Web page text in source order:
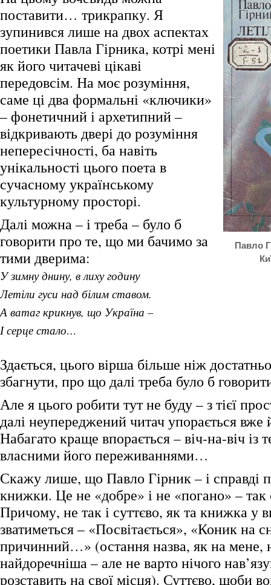
Павло
поставити… трикрапку. Я
зупинився лише на двох аспектах
поетики Павла Гірника, котрі мені
як його читачеві цікаві
передовсім. На моє розуміння,
саме ці два формальні «ключики»
– фонетичний і архетипний –
відкривають двері до розуміння
непересічності, ба навіть
унікальності цього поета в
сучасному українському
культурному просторі.
Далі можна – і треба – було б
говорити про те, що ми бачимо за
тими дверима:
У зимну днину, в лиху годину
Летіли гуси над білим ставом.
А ватаг крикнув, що Україна –
І серце стало…
Здається, цього вірша більше ніж
збагнути, про що далі треба було б
Але я цього робити тут не буду – з тієї
далі неупереджений читач упорається вже
Набагато краще впорається – віч-на-віч із
власними його переживаннями…
Скажу лише, що Павло Гірник – і справді
книжки. Це не «добре» і не «погано» – так
Причому, не так і суттєво, як та книжка у
зватиметься – «Посвітається», «Коник на
причинний…» (остання назва, як на мене,
найдоречніша – але не варто нічого
розставить на свої місця). Суттєво, щоби